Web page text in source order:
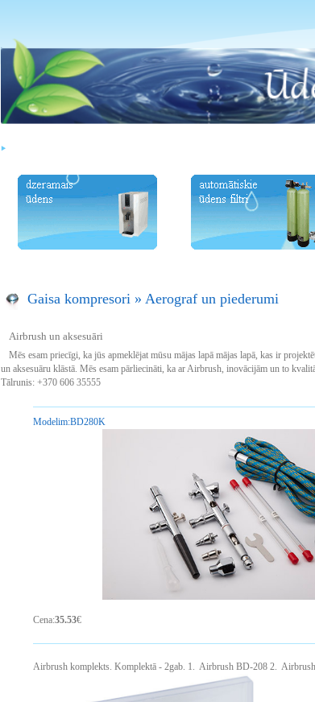
Gaisa kompresori» Aerograf un piederumi
Airbrush un aksesuāri
Mēs esam priecīgi, ka jūs apmeklējat mūsu mājas lapā mājas lapā, kas ir
un aksesuāru klāstā. Mēs esam pārliecināti, ka ar Airbrush, inovācijām un to
Tālrunis: +370 606 35555
Modelim:BD280K
Cena:35.53€
Airbrush komplekts. Komplektā - 2gab. 1. Airbrush BD-208 2.